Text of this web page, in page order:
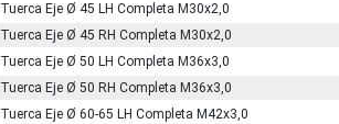
Tuerca Eje Ø 45 LH Completa M30x2,0
Tuerca Eje Ø 45 RH Completa M30x2,0
Tuerca Eje Ø 50 LH Completa M36x3,0
Tuerca Eje Ø 50 RH Completa M36x3,0
Tuerca Eje Ø 60-65 LH Completa M42x3,0